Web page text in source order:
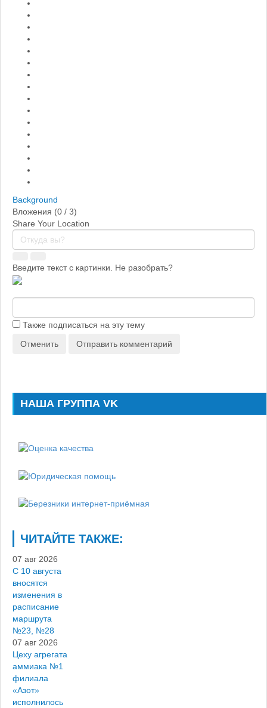
Background
Вложения (0 / 3)
Share Your Location
Введите текст с картинки. Не разобрать?
Также подписаться на эту тему
Отменить
Отправить комментарий
НАША ГРУППА VK
ЧИТАЙТЕ ТАКЖЕ:
07 авг 2026
С 10 августа
вносятся
изменения в
расписание
маршрута
№23, №28
07 авг 2026
Цеху агрегата
аммиака №1
филиала
«Азот»
исполнилось